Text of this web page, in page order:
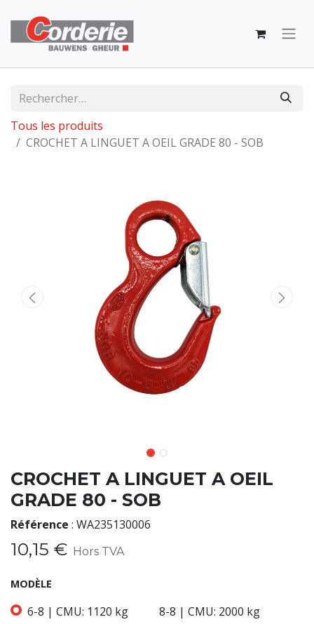
Tous les produits
CROCHET A LINGUET A OEIL GRADE 80 - SOB
CROCHET A LINGUET A OEIL
GRADE 80 - SOB
Référence : WA235130006
10,15 € Hors TVA
MODÈLE
6-8 | CMU: 1120 kg 8-8 | CMU: 2000 kg